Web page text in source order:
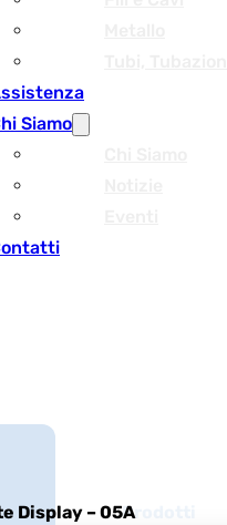
Siamo
Display – 05AProdotti